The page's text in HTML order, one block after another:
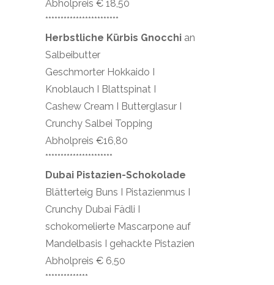
Abholpreis € 18,50
************************
Herbstliche Kürbis Gnocchi an
Salbeibutter
Geschmorter Hokkaido I
Knoblauch I Blattspinat I
Cashew Cream I Butterglasur I
Crunchy Salbei Topping
Abholpreis €16,80
**********************
Dubai Pistazien-Schokolade
Blätterteig Buns I Pistazienmus I
Crunchy Dubai Fädli I
schokomelierte Mascarpone auf
Mandelbasis I gehackte Pistazien
Abholpreis € 6,50
**************